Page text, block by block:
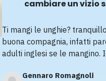
Gennaro Romagnoli
cambiare un vizio
Ti mangi le unghie?
buona compagnia, infatti
adulti inglesi se le mangino.